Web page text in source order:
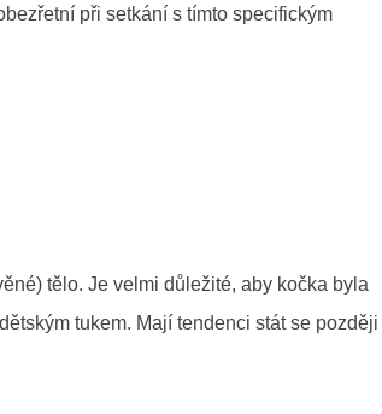
při setkání s tímto specifickým
tělo. Je velmi důležité, aby kočka byla
tukem. Mají tendenci stát se později